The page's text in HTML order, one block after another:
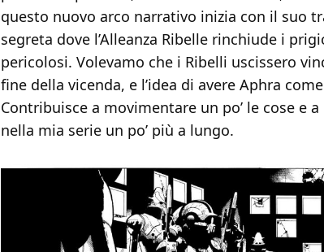
questo nuovo arco narrativo inizia con il suo
segreta dove l’Alleanza Ribelle rinchiude i
pericolosi. Volevamo che i Ribelli uscissero
fine della vicenda, e l’idea di avere Aphra
Contribuisce a movimentare un po’ le cose e
nella mia serie un po’ più a lungo.